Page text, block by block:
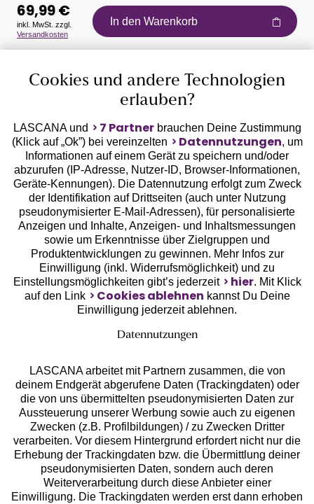
Auszeichnungen
Geprüfte Sicherheit
Unsere Apps
Services
Beratung
Über uns
69,99 €
inkl. MwSt. zzgl.
Versandkosten
In den Warenkorb
Cookies und andere Technologien
erlauben?
LASCANA und 7 Partnerbrauchen Deine Zustimmung
(Klick auf „Ok”) bei vereinzelten
Datennutzungen, um
Informationen auf einem Gerät zu speichern und/oder
abzurufen (IP-Adresse, Nutzer-ID, Browser-Informationen,
Geräte-Kennungen). Die Datennutzung erfolgt zum Zweck
der Identifikation auf Drittseiten (auch unter Nutzung
pseudonymisierter E-Mail-Adressen), für personalisierte
Anzeigen und Inhalte, Anzeigen- und Inhaltsmessungen
sowie um Erkenntnisse über Zielgruppen und
Produktentwicklungen zu gewinnen. Mehr Infos zur
Einwilligung (inkl. Widerrufsmöglichkeit) und zu
Einstellungsmöglichkeiten gibt’s jederzeit
hier. Mit Klick
auf den Link
Cookies ablehnen kannst Du Deine
Einwilligung jederzeit ablehnen.
Datennutzungen
LASCANA arbeitet mit Partnern zusammen, die von
deinem Endgerät abgerufene Daten (Trackingdaten) oder
die von uns übermittelten pseudonymisierten Daten zur
Aussteuerung unserer Werbung sowie auch zu eigenen
Zwecken (z.B. Profilbildungen) / zu Zwecken Dritter
verarbeiten. Vor diesem Hintergrund erfordert nicht nur die
Erhebung der Trackingdaten bzw. die Übermittlung deiner
pseudonymisierten Daten, sondern auch deren
Weiterverarbeitung durch diese Anbieter einer
Einwilligung. Die Trackingdaten werden erst dann erhoben